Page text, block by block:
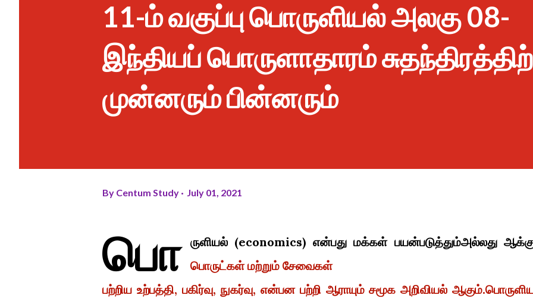
11-ம் வகுப்பு பொருளியல் அலகு 08-
இந்தியப் பொருளாதாரம்
முன்னரும் பின்னரும்
By Centum Study July 01, 2021
பொ
ருளியல் (economics) என்பது மக்கள் பயன்படுத்தும்அல்லது
பொருட்கள் மற்றும் சேவைகள்
பற்றிய உற்பத்தி, பகிர்வு, நுகர்வு, என்பன பற்றி ஆராயும் சமூக அறிவியல்